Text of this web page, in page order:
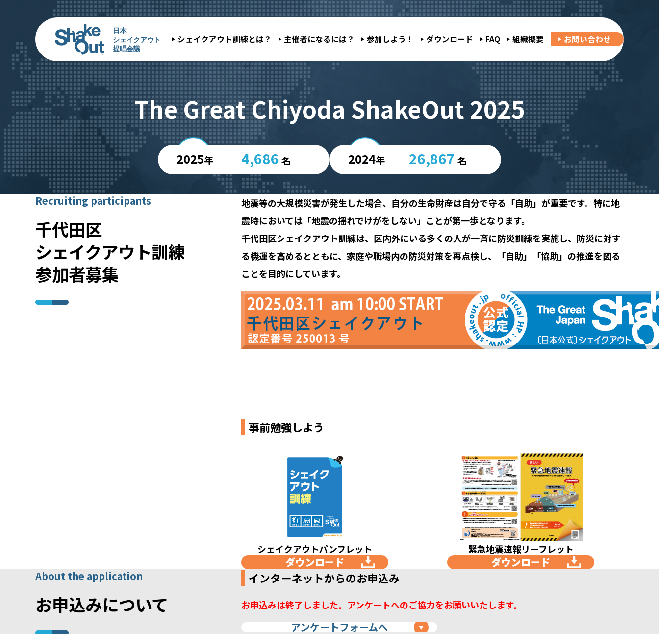
シェイクアウト訓練とは？ 主催者になるには？ 参加しよう！ ダウンロード FAQ 組織概要 お問い合わせ
The Great Chiyoda ShakeOut 2025
2025年 4,686 名 2024年 26,867 名
Recruiting participants
千代田区
シェイクアウト訓練
参加者募集
地震等の大規模災害が発生した場合、自分の生命財産は自分で守る「自助」が重要です。特に地
震時においては「地震の揺れでけがをしない」ことが第一歩となります。
千代田区シェイクアウト訓練は、区内外にいる多くの人が一斉に防災訓練を実施し、防災に対す
る機運を高めるとともに、家庭や職場内の防災対策を再点検し、「自助」「協助」の推進を図る
ことを目的にしています。
事前勉強しよう
シェイクアウトパンフレット
ダウンロード
緊急地震速報リーフレット
ダウンロード
About the application
お申込みについて
インターネットからのお申込み
お申込みは終了しました。アンケートへのご協力をお願いいたします。
アンケートフォームへ